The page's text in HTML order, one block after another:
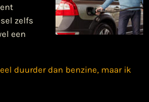
zelfs
een
duurder dan benzine, maar ik